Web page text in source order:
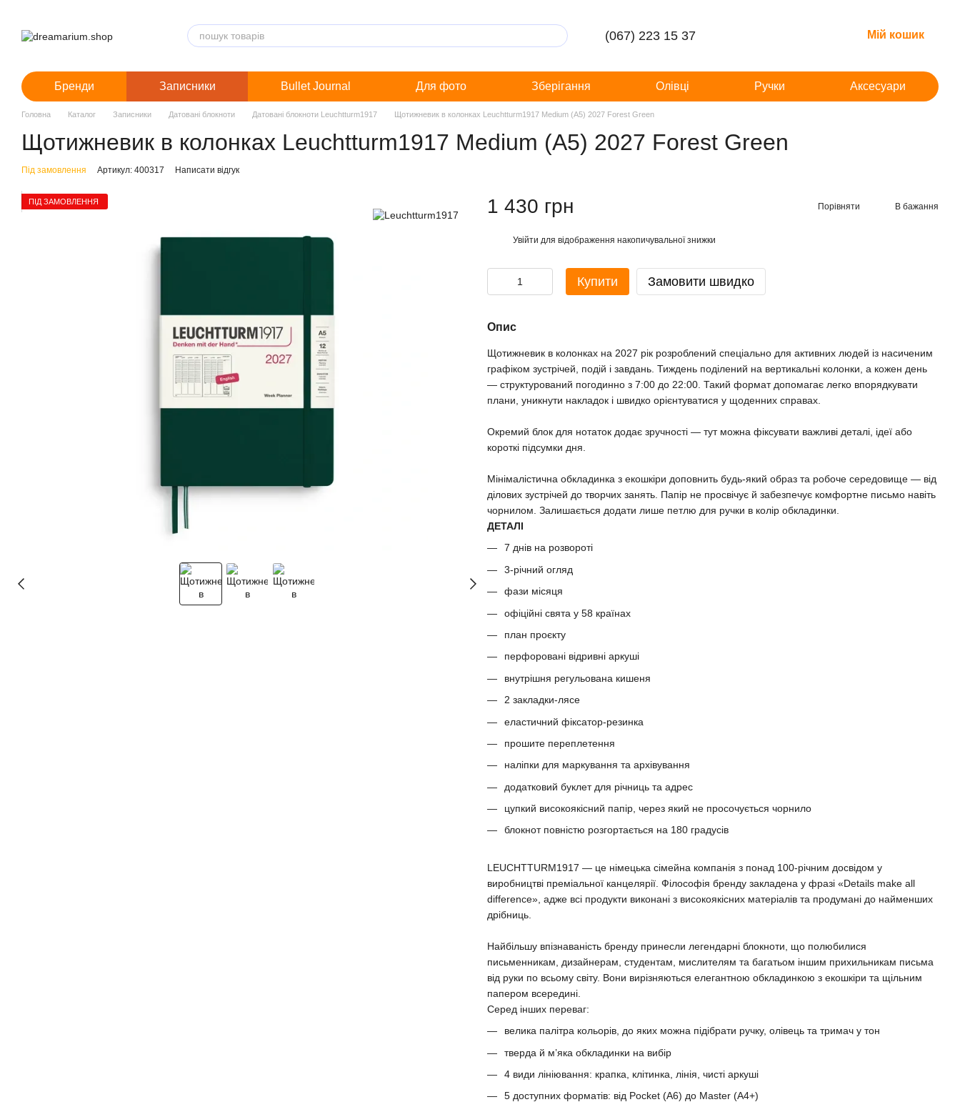
(067) 223 15 37 Мій кошик
Бренди Записники Bullet Journal Для фото Зберігання Олівці Ручки Аксесуари
Головна Каталог Записники Датовані блокноти Датовані блокноти Leuchtturm1917 Щотижневик в колонках Leuchtturm1917 Medium (A5) 2027 Forest Green
Щотижневик в колонках Leuchtturm1917 Medium (A5) 2027 Forest Green
Під замовлення Артикул: 400317 Написати відгук
ПІД ЗАМОВЛЕННЯ 1 430 грн Порівняти В бажання
Увійти для відображення накопичувальної знижки
Купити Замовити швидко
Опис
Щотижневик в колонках на 2027 рік розроблений спеціально для активних людей із насиченим
графіком зустрічей, подій і завдань. Тиждень поділений на вертикальні колонки, а кожен день
— структурований погодинно з 7:00 до 22:00. Такий формат допомагає легко впорядкувати
плани, уникнути накладок і швидко орієнтуватися у щоденних справах.
Окремий блок для нотаток додає зручності — тут можна фіксувати важливі деталі, ідеї або
короткі підсумки дня.
Мінімалістична обкладинка з екошкіри доповнить будь-який образ та робоче середовище — від
ділових зустрічей до творчих занять. Папір не просвічує й забезпечує комфортне письмо навіть
чорнилом. Залишається додати лише петлю для ручки в колір обкладинки.
ДЕТАЛІ
7 днів на розвороті
3-річний огляд
фази місяця
офіційні свята у 58 країнах
план проєкту
перфоровані відривні аркуші
внутрішня регульована кишеня
2 закладки-лясе
еластичний фіксатор-резинка
прошите переплетення
наліпки для маркування та архівування
додатковий буклет для річниць та адрес
цупкий високоякісний папір, через який не просочується чорнило
блокнот повністю розгортається на 180 градусів
LEUCHTTURM1917 — це німецька сімейна компанія з понад 100-річним досвідом у
виробництві преміальної канцелярії. Філософія бренду закладена у фразі «Details make all
difference», адже всі продукти виконані з високоякісних матеріалів та продумані до найменших
дрібниць.
Найбільшу впізнаваність бренду принесли легендарні блокноти, що полюбилися
письменникам, дизайнерам, студентам, мислителям та багатьом іншим прихильникам письма
від руки по всьому світу. Вони вирізняються елегантною обкладинкою з екошкіри та щільним
папером всередині.
Серед інших переваг:
велика палітра кольорів, до яких можна підібрати ручку, олівець та тримач у тон
тверда й м’яка обкладинки на вибір
4 види лініювання: крапка, клітинка, лінія, чисті аркуші
5 доступних форматів: від Pocket (A6) до Master (A4+)